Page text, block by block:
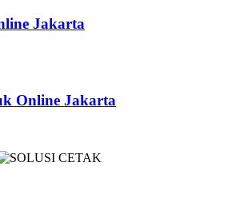
Jakarta
Online Jakarta